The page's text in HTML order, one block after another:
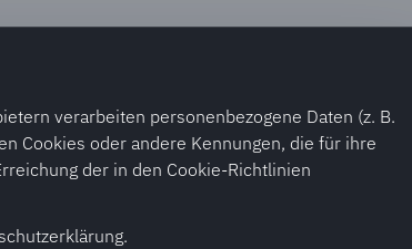
verarbeiten personenbezogene Daten (z. B.
Cookies oder andere Kennungen, die für ihre
der in den Cookie-Richtlinien